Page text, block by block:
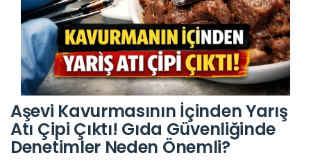
Aşevi Kavurmasının İçinden Yarış
Atı Çipi Çıktı! Gıda Güvenliğinde
Denetimler Neden Önemli?